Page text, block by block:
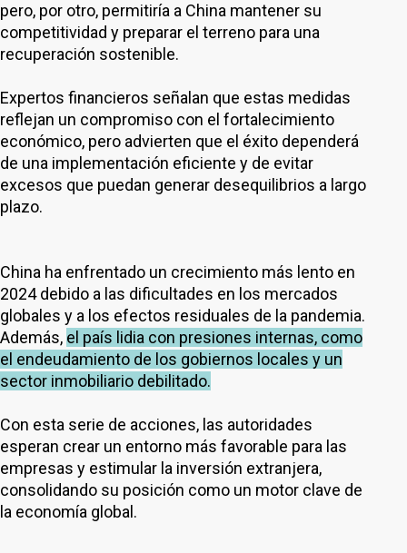
pero, por otro, permitiría a China mantener su
competitividad y preparar el terreno para una
recuperación sostenible.
Expertos financieros señalan que estas medidas
reflejan un compromiso con el fortalecimiento
económico, pero advierten que el éxito dependerá
de una implementación eficiente y de evitar
excesos que puedan generar desequilibrios a largo
plazo.
China ha enfrentado un crecimiento más lento en
2024 debido a las dificultades en los mercados
globales y a los efectos residuales de la pandemia.
Además, el país lidia con presiones internas, como
el endeudamiento de los gobiernos locales y un
sector inmobiliario debilitado.
Con esta serie de acciones, las autoridades
esperan crear un entorno más favorable para las
empresas y estimular la inversión extranjera,
consolidando su posición como un motor clave de
la economía global.